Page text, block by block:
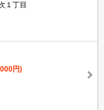
１丁目
円)